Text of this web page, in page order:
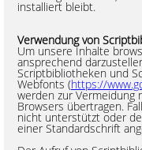
installiert bleibt.
Verwendung von
Um unsere Inhalte
ansprechend
Scriptbibliotheken und
Webfonts (https://
werden zur Vermeidung
Browsers übertragen.
nicht unterstützt oder
einer Standardschrift